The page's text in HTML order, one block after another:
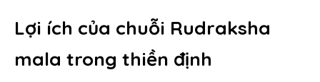
Lợi ích của chuỗi Rudraksha
mala trong thiền định